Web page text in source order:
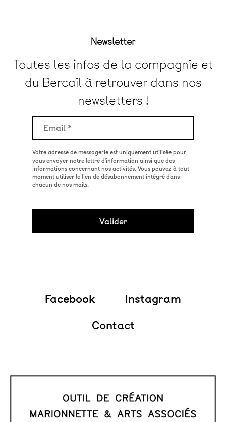
Newsletter
Toutes les infos de la compagnie et
du Bercail à retrouver dans nos
newsletters !
Votre adresse de messagerie est uniquement utilisée pour
vous envoyer notre lettre d'information ainsi que des
informations concernant nos activités. Vous pouvez à tout
moment utiliser le lien de désabonnement intégré dans
chacun de nos mails.
Facebook
Instagram
Contact